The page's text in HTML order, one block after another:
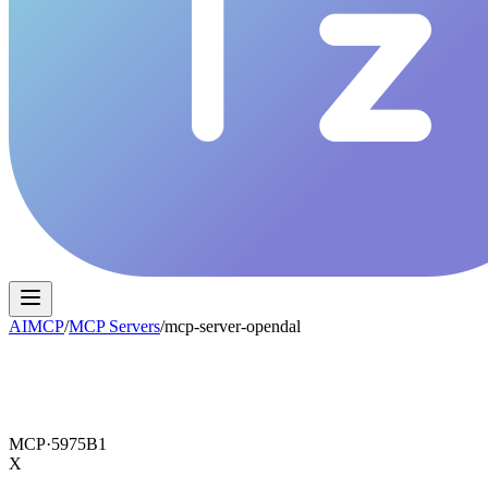
AIMCP/MCP Servers/mcp-server-opendal
MCP·5975B1
X